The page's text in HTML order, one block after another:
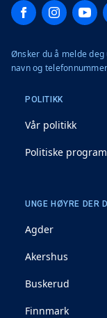
FacebookInstagram
Ønsker du å melde deg
navn og
POLITIKK
Vår politikk
Politiske
UNGE HØYRE DER
Agder
Akershus
Buskerud
Finnmark